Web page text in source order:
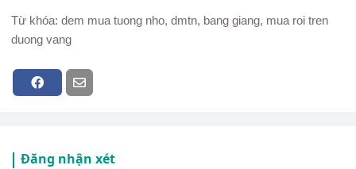
Từ khóa: dem mua tuong nho, dmtn, bang giang, mua roi tren
duong vang
Đăng nhận xét